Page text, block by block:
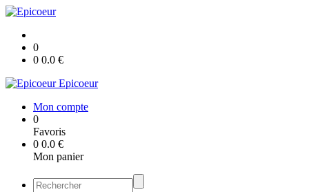
0
0 0.0 €
Epicoeur
Mon compte
0
Favoris
0 0.0 €
Mon panier